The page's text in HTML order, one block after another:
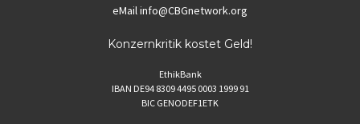
eMailinfo@CBGnetwork.org
Konzernkritik kostet Geld!
EthikBank
IBAN DE94 8309 4495 0003 1999 91
BIC GENODEF1ETK